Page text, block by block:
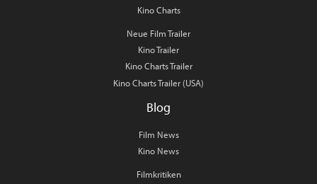
Kino Charts
Neue Film Trailer
Kino Trailer
Kino Charts Trailer
Kino Charts Trailer (USA)
Blog
Film News
Kino News
Filmkritiken